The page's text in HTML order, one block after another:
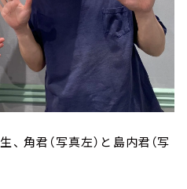
角君（写真左）と島内君（写